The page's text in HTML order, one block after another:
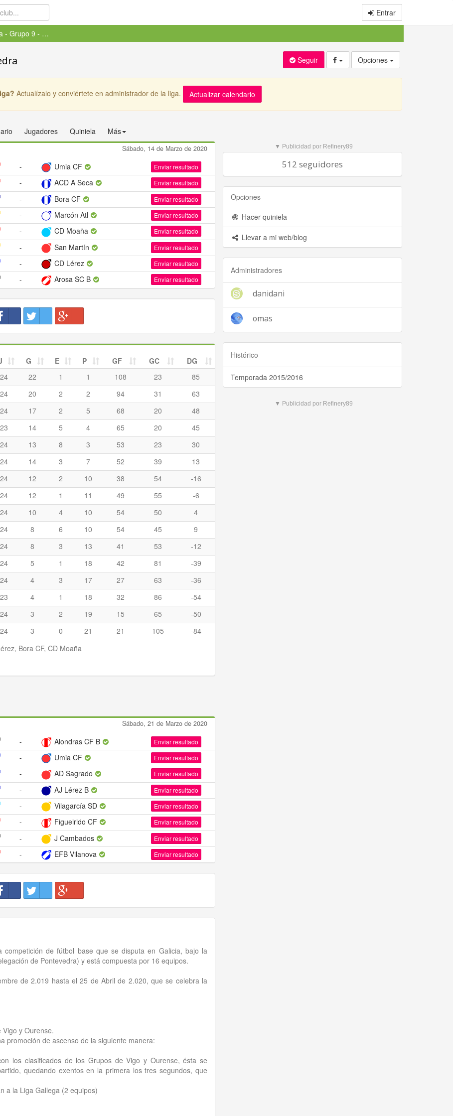
Entrar
Primera - Grupo 9 - Pontevedra
Seguir Opciones
Actualízalo y conviértete en administrador de la liga. Actualizar calendario
Jugadores Quiniela Más
Sábado, 14 de Marzo de 2020
- Umia CF Enviar resultado
- ACD A Seca Enviar resultado
- Bora CF Enviar resultado
- Marcón Atl Enviar resultado
- CD Moaña Enviar resultado
- San Martín Enviar resultado
- CD Lérez Enviar resultado
- Arosa SC B Enviar resultado
G E P GF GC
DG
24 22 1 1 108 23
85
24 20 2 2 94 31
63
24 17 2 5 68 20
48
23 14 5 4 65 20
45
24 13 8 3 53 23
30
24 14 3 7 52 39
13
24 12 2 10 38 54
-16
24 12 1 11 49 55
-6
24 10 4 10 54 50
4
24 8 6 10 54 45
9
24 8 3 13 41 53
-12
24 5 1 18 42 81
-39
24 4 3 17 27 63
-36
23 4 1 18 32 86
-54
24 3 2 19 15 65
-50
24 3 0 21 21 105
-84
Bora CF, CD Moaña
Sábado, 21 de Marzo de 2020
- Alondras CF B Enviar resultado
- Umia CF Enviar resultado
- AD Sagrado Enviar resultado
- AJ Lérez B Enviar resultado
- Vilagarcía SD Enviar resultado
- Figueirido CF Enviar resultado
- J Cambados Enviar resultado
- EFB Vilanova Enviar resultado
de fútbol base que se disputa en Galicia, bajo la
de Pontevedra) y está compuesta por 16 equipos.
de 2.019 hasta el 25 de Abril de 2.020, que se celebra la
y Ourense.
promoción de ascenso de la siguiente manera:
los clasificados de los Grupos de Vigo y Ourense, ésta se
quedando exentos en la primera los tres segundos, que
a la Liga Gallega (2 equipos)
▼ Publicidad por Refinery89
512 seguidores
Opciones
Hacer quiniela
Llevar a mi web/blog
Administradores
danidani
omas
Histórico
Temporada 2015/2016
▼ Publicidad por Refinery89